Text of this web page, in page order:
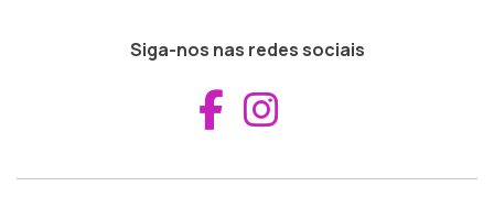
Siga-nos nas redes sociais
Aceder ao